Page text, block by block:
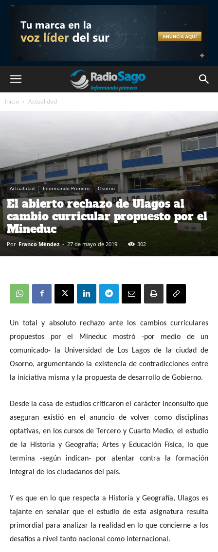
Inicio Actualidad
Actualidad Informando Primero Osorno
El abierto rechazo de Ulagos al
cambio curricular propuesto por el
Mineduc
Por Franco Méndez - 27 de mayo de 2019 302
Un total y absoluto rechazo ante los cambios curriculares
propuestos por el Mineduc mostró -por medio de un
comunicado- la Universidad de Los Lagos de la ciudad de
Osorno, argumentando la existencia de contradicciones entre
la iniciativa misma y la propuesta de desarrollo de Gobierno.
Desde la casa de estudios criticaron el carácter inconsulto que
aseguran existió en el anuncio de volver como disciplinas
optativas, en los cursos de Tercero y Cuarto Medio, el estudio
de la Historia y Geografía; Artes y Educación Física, lo que
termina -según indican- por atentar contra la formación
integral de los ciudadanos del país.
Y es que en lo que respecta a Historia y Geografía, Ulagos es
tajante en señalar que el estudio de esta asignatura resulta
primordial para analizar la realidad en lo que concierne a los
desafíos a nivel tanto nacional como internacional.